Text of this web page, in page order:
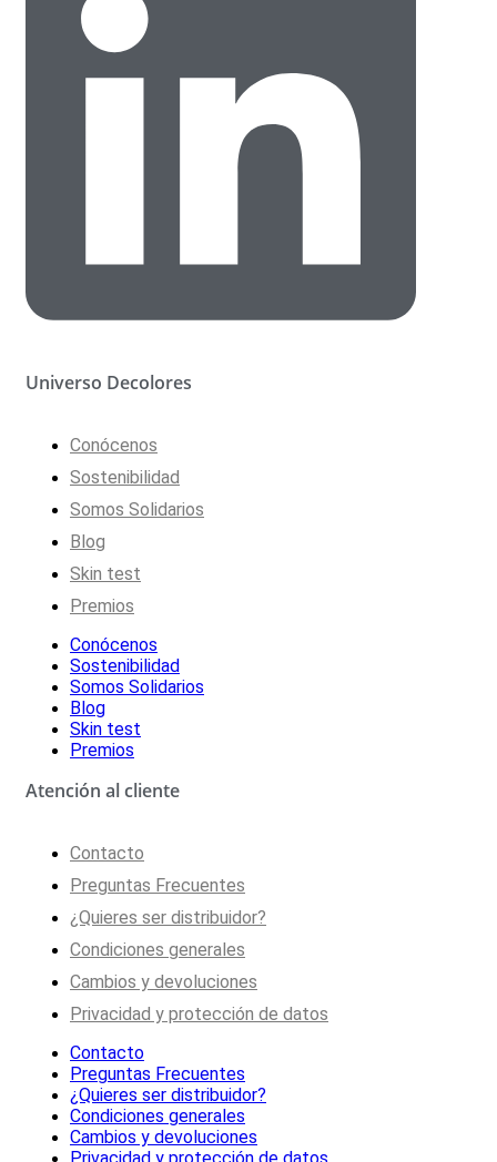
Universo Decolores
Conócenos
Sostenibilidad
Somos Solidarios
Blog
Skin test
Premios
Conócenos
Sostenibilidad
Somos Solidarios
Blog
Skin test
Premios
Atención al cliente
Contacto
Preguntas Frecuentes
¿Quieres ser distribuidor?
Condiciones generales
Cambios y devoluciones
Privacidad y protección de datos
Contacto
Preguntas Frecuentes
¿Quieres ser distribuidor?
Condiciones generales
Cambios y devoluciones
Privacidad y protección de datos